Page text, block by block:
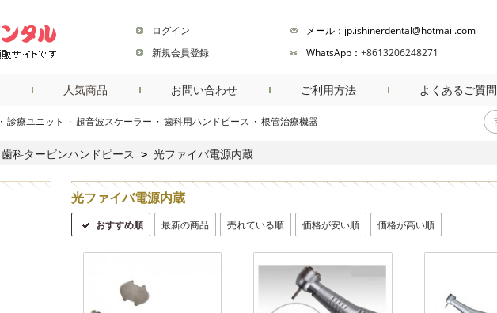
ログイン
新規会員登録
メール：jp.ishinerdental@hotmail.com
WhatsApp： +8613206248271
人気商品 お問い合わせ ご利用方法 よくあるご質問
· 診療ユニット · 超音波スケーラー · 歯科用ハンドピース · 根管治療機器商品検索
歯科タービンハンドピース > 光ファイバ電源内蔵
光ファイバ電源内蔵
おすすめ順 最新の商品 売れている順 価格が安い順 価格が高い順